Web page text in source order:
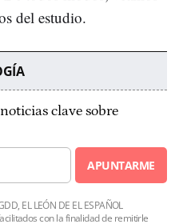
del estudio.
clave sobre
APUNTARME
EL LEÓN DE EL ESPAÑOL
con la finalidad de remitirle